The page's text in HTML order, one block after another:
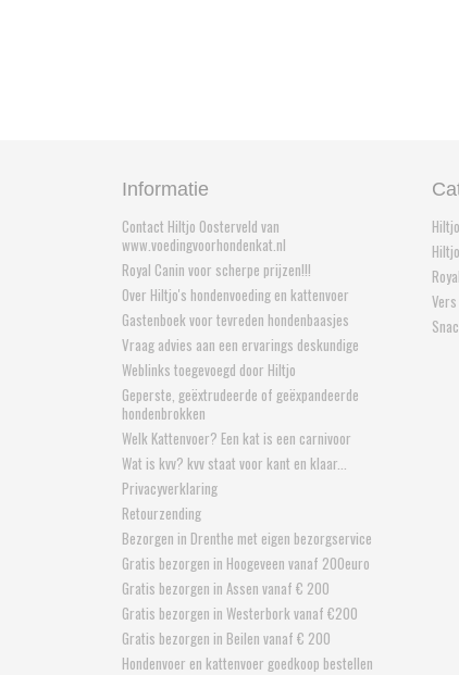
Informatie
Contact Hiltjo Oosterveld van
www.voedingvoorhondenkat.nl
Royal Canin voor scherpe prijzen!!!
Over Hiltjo's hondenvoeding en kattenvoer
Gastenboek voor tevreden hondenbaasjes
Vraag advies aan een ervarings deskundige
Weblinks toegevoegd door Hiltjo
Geperste, geëxtrudeerde of geëxpandeerde
hondenbrokken
Welk Kattenvoer? Een kat is een carnivoor
Wat is kvv? kvv staat voor kant en klaar...
Privacyverklaring
Retourzending
Bezorgen in Drenthe met eigen bezorgservice
Gratis bezorgen in Hoogeveen vanaf 200euro
Gratis bezorgen in Assen vanaf € 200
Gratis bezorgen in Westerbork vanaf €200
Gratis bezorgen in Beilen vanaf € 200
Hondenvoer en kattenvoer goedkoop bestellen